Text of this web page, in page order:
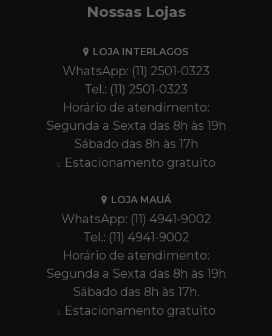
Nossas Lojas
LOJA INTERLAGOS
WhatsApp: (11) 2501-0323
Tel.: (11) 2501-0323
Horário de atendimento:
Segunda a Sexta das 8h às 19h
Sábado das 8h às 17h
Estacionamento gratuito
LOJA MAUÁ
WhatsApp: (11) 4941-9002
Tel.: (11) 4941-9002
Horário de atendimento:
Segunda a Sexta das 8h às 19h
Sábado das 8h às 17h.
Estacionamento gratuito